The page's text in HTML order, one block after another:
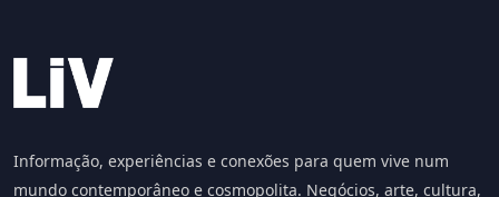
Informação, experiências e conexões para quem vive num
mundo contemporâneo e cosmopolita. Negócios, arte, cultura,